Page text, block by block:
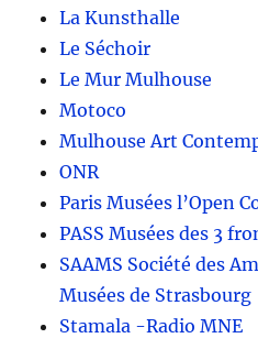
La Kunsthalle
Le Séchoir
Le Mur Mulhouse
Motoco
Mulhouse Art
ONR
Paris Musées l’Open
PASS Musées des 3
SAAMS Société des
Musées de Strasbourg
Stamala -Radio MNE